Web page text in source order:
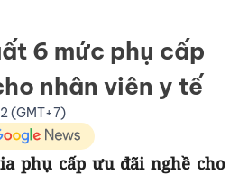
6 mức phụ cấp
nhân viên y tế
(GMT+7)
phụ cấp ưu đãi nghề cho